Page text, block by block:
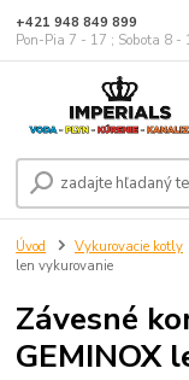
+421 948 849 899
Pon-Pia 7 - 17 ; Sobota 8 -
Úvod Vykurovacie kotly
len vykurovanie
Závesné
GEMINOX